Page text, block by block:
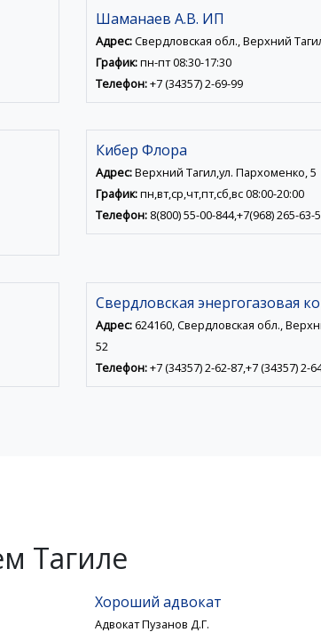
Шаманаев А.В. ИП
Адрес:Свердловская обл., Верхний
График:пн-пт 08:30-17:30
Телефон:+7 (34357) 2-69-99
Кибер Флора
Адрес:Верхний Тагил,ул. Пархоменко, 5
График:пн,вт,ср,чт,пт,сб,вс 08:00-20:00
Телефон: 8(800) 55-00-844,+7(968) 265-63-
Свердловская энергогазовая
Адрес: 624160, Свердловская обл.,
52
Телефон:+7 (34357) 2-62-87,+7 (34357) 2-
Тагиле
Хороший адвокат
Адвокат Пузанов Д.Г.